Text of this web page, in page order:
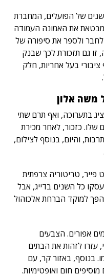
של הפועלים, המחברת
את האמונה העמודה
ולספר את סיפורה של
זו גם תזכורת לכך שבנק
בעל אחריות, חלק
משה אלון
בתערוכה, ואף תרם שתי
שלו. כזכור, לאחר מכירת
והיום, בנוסף לצילום,
.
טריטוריה צרפתית
כל השנים בדייג, אבל
למוקד הברחת אלכוהול
אפורים. הצבעים
עזרו לזהות את הבתים
בנוסף, באזור קר, עם
חום ואופטימיות.